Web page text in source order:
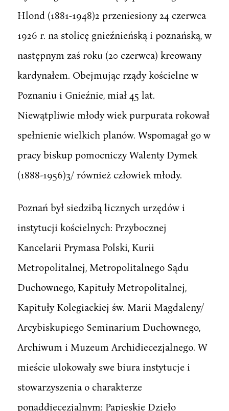
Hlond (1881-1948)2 przeniesiony 24 czerwca
1926 r. na stolicę gnieźnieńską i poznańską, w
następnym zaś roku (20 czerwca) kreowany
kardynałem. Obejmując rządy kościelne w
Poznaniu i Gnieźnie, miał 45 lat.
Niewątpliwie młody wiek purpurata rokował
spełnienie wielkich planów. Wspomagał go w
pracy biskup pomocniczy Walenty Dymek
(1888-1956)3/ również człowiek młody.
Poznań był siedzibą licznych urzędów i
instytucji kościelnych: Przybocznej
Kancelarii Prymasa Polski, Kurii
Metropolitalnej, Metropolitalnego Sądu
Duchownego, Kapituły Metropolitalnej,
Kapituły Kolegiackiej św. Marii Magdaleny/
Arcybiskupiego Seminarium Duchownego,
Archiwum i Muzeum Archidiecezjalnego. W
mieście ulokowały swe biura instytucje i
stowarzyszenia o charakterze
ponaddiecezjalnym: Papieskie Dzieło